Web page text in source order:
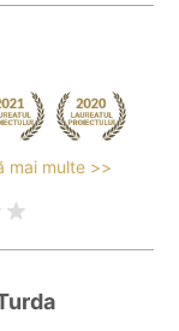
mai multe >>